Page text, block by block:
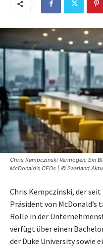
Chris Kempczinski Vermögen: Ein
McDonald's CEOs | © Saarland
Chris Kempczinski, der seit
Präsident von
Rolle in der
verfügt über einen
der Duke University sowie